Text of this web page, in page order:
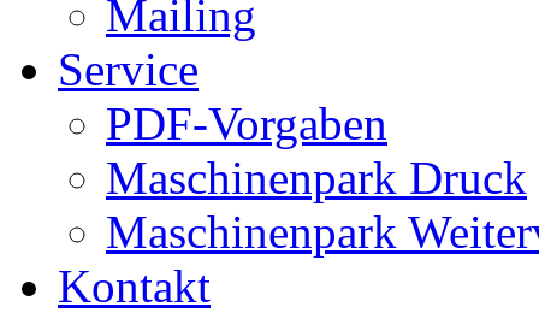
Mailing
Service
PDF-Vorgaben
Maschinenpark Druck
Maschinenpark
Kontakt